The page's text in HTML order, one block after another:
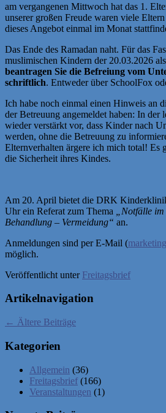
am vergangenen Mittwoch hat das 1.
unserer großen Freude waren viele
dieses Angebot einmal im Monat
Das Ende des Ramadan naht. Für das
muslimischen Kindern der 20.03.2026
beantragen Sie die Befreiung vom
schriftlich. Entweder über SchoolFox
Ich habe noch einmal einen Hinweis an
der Betreuung angemeldet haben: In der
wieder verstärkt vor, dass Kinder nach
werden, ohne die Betreuung zu
Elternverhalten ärgere ich mich total! Es
die Sicherheit ihres Kindes.
Am 20. April bietet die DRK
Uhr ein Referat zum Thema
„Notfälle
Behandlung – Vermeidung“ an.
Anmeldungen sind per E-Mail (
möglich.
Veröffentlicht unter Freitagsbrief
Artikelnavigation
← Ältere Beiträge
Kategorien
Allgemein (36)
Freitagsbrief (166)
Veranstaltungen (1)